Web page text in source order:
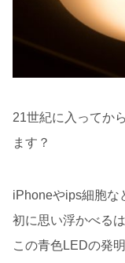
21世紀に入ってか
ます？
iPhoneやips細胞な
初に思い浮かべる
この青色LEDの発